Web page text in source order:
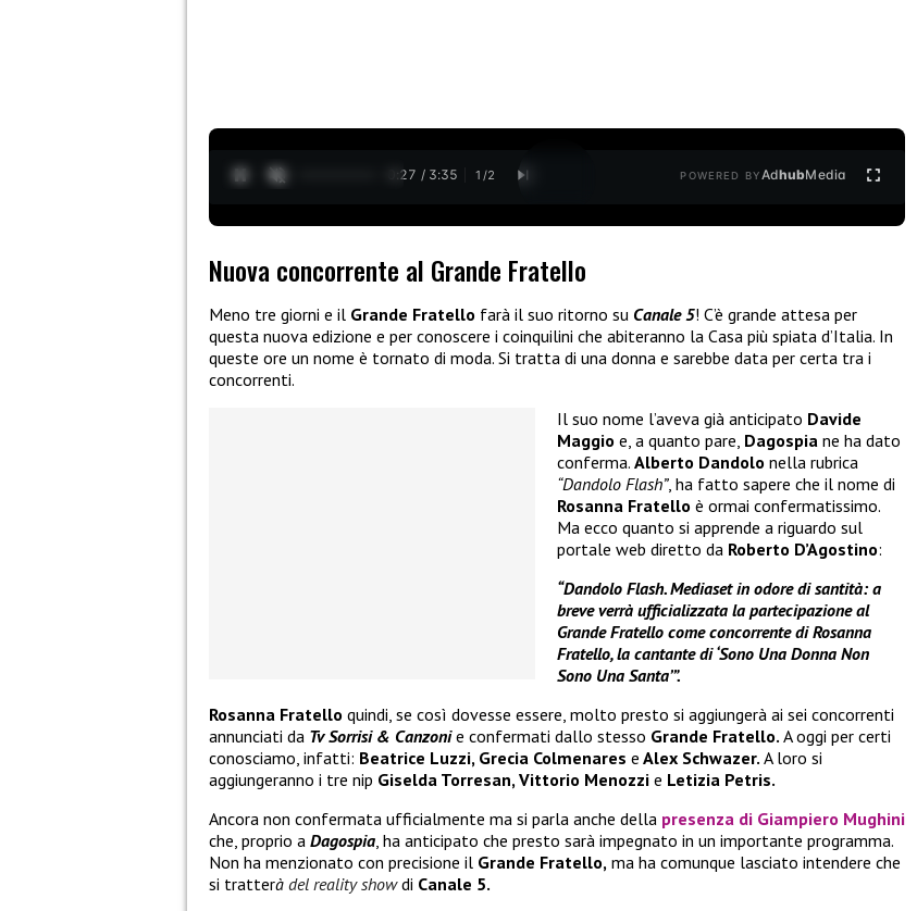
0:28 / 3:35 1 /2 POWERED BYAdhubMedia
Nuova concorrente al Grande Fratello
Meno tre giorni e il Grande Fratello farà il suo ritorno su Canale 5! C’è grande attesa per
questa nuova edizione e per conoscere i coinquilini che abiteranno la Casa più spiata d’Italia. In
queste ore un nome è tornato di moda. Si tratta di una donna e sarebbe data per certa tra i
concorrenti.
Il suo nome l’aveva già anticipato Davide
Maggio e, a quanto pare, Dagospia ne ha dato
conferma. Alberto Dandolo nella rubrica
“Dandolo Flash”, ha fatto sapere che il nome di
Rosanna Fratello è ormai confermatissimo.
Ma ecco quanto si apprende a riguardo sul
portale web diretto da Roberto D’Agostino:
“Dandolo Flash. Mediaset in odore di santità: a
breve verrà ufficializzata la partecipazione al
Grande Fratello come concorrente di Rosanna
Fratello, la cantante di ‘Sono Una Donna Non
Sono Una Santa’”.
Rosanna Fratello quindi, se così dovesse essere, molto presto si aggiungerà ai sei concorrenti
annunciati da Tv Sorrisi & Canzonie confermati dallo stesso Grande Fratello. A oggi per certi
conosciamo, infatti: Beatrice Luzzi, Grecia Colmenares e Alex Schwazer. A loro si
aggiungeranno i tre nip Giselda Torresan, Vittorio Menozzi e Letizia Petris.
Ancora non confermata ufficialmente ma si parla anche della presenza di Giampiero Mughini
che, proprio a Dagospia, ha anticipato che presto sarà impegnato in un importante programma.
Non ha menzionato con precisione il Grande Fratello, ma ha comunque lasciato intendere che
si tratterà del reality showdi Canale 5.